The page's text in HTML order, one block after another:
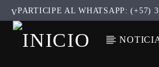
PARTICIPE AL WHATSAPP: (+57)